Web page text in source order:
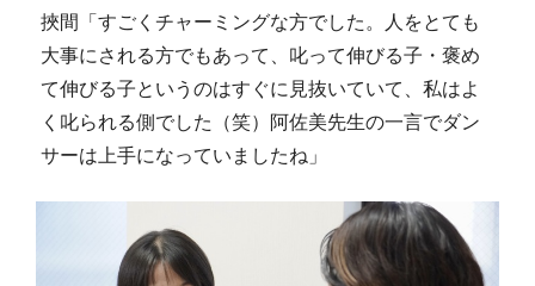
挾間「すごくチャーミングな方でした。人をとても
大事にされる方でもあって、叱って伸びる子・褒め
て伸びる子というのはすぐに見抜いていて、私はよ
く叱られる側でした（笑）阿佐美先生の一言でダン
サーは上手になっていましたね」